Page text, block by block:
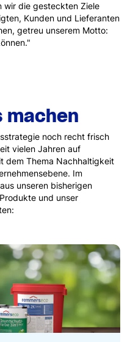
wir die gesteckten Ziele
Kunden und Lieferanten
getreu unserem Motto:
machen
noch recht frisch
vielen Jahren auf
dem Thema Nachhaltigkeit
Im
unseren bisherigen
und unser